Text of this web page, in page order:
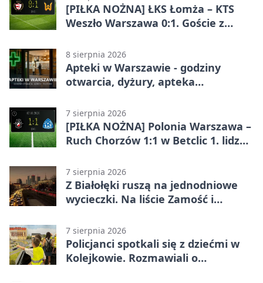
[PIŁKA NOŻNA] ŁKS Łomża – KTS
Weszło Warszawa 0:1. Goście z
w Betclic 3. Lidze Grupa 1 (Grupa I)
8 sierpnia 2026
Apteki w Warszawie - godziny
otwarcia, dyżury, apteka
7 sierpnia 2026
[PIŁKA NOŻNA] Polonia Warszawa –
Ruch Chorzów 1:1 w Betclic 1. lidze.
7 sierpnia 2026
Z Białołęki ruszą na jednodniowe
wycieczki. Na liście Zamość i
7 sierpnia 2026
Policjanci spotkali się z dziećmi w
Kolejkowie. Rozmawiali o